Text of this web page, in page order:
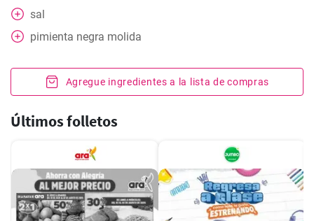
sal
pimienta negra molida
Agregue ingredientes a la lista de compras
Últimos folletos